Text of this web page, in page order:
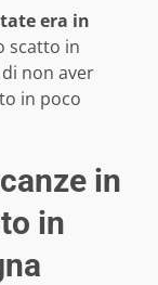
era in
scatto in
non aver
in poco
in
in